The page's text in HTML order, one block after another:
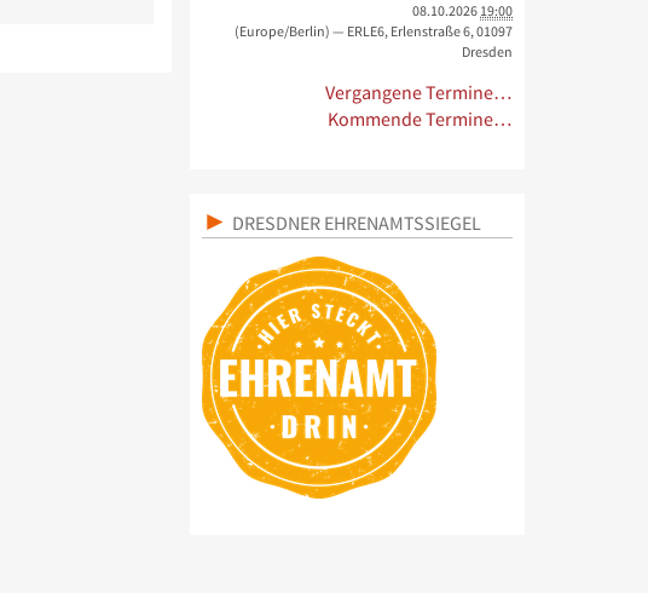
08.10.2026 19:00
(Europe/Berlin) — ERLE6, Erlenstraße 6, 01097
Dresden
Vergangene Termine…
Kommende Termine…
DRESDNER EHRENAMTSSIEGEL